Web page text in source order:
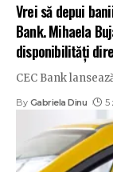
Vrei să depui
Bank. Mihaela
disponibilități
CEC Bank
By Gabriela Dinu 5